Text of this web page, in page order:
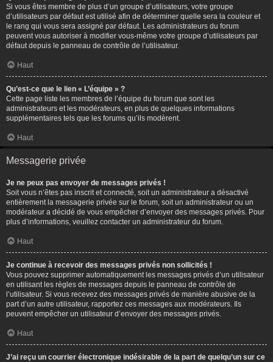
Si vous êtes membre de plus d’un groupe d’utilisateurs, votre groupe
d’utilisateurs par défaut est utilisé afin de déterminer quelle sera la couleur et
le rang qui vous sera assigné par défaut. Les administrateurs du forum
peuvent vous autoriser à modifier vous-même votre groupe d’utilisateurs par
défaut depuis le panneau de contrôle de l’utilisateur.
Haut
Qu’est-ce que le lien « L’équipe » ?
Cette page liste les membres de l’équipe du forum que sont les
administrateurs et les modérateurs, en plus de quelques informations
supplémentaires tels que les forums qu’ils modèrent.
Haut
Messagerie privée
Je ne peux pas envoyer de messages privés !
Soit vous n’êtes pas inscrit et connecté, soit un administrateur a désactivé
entièrement la messagerie privée sur le forum, soit un administrateur ou un
modérateur a décidé de vous empêcher d’envoyer des messages privés. Pour
plus d’informations, veuillez contacter un administrateur du forum.
Haut
Je continue à recevoir des messages privés non sollicités !
Vous pouvez supprimer automatiquement les messages privés d’un utilisateur
en utilisant les règles de messages depuis le panneau de contrôle de
l’utilisateur. Si vous recevez des messages privés de manière abusive de la
part d’un autre utilisateur, rapportez ces messages aux modérateurs. Ils
peuvent empêcher un utilisateur d’envoyer des messages privés.
Haut
J’ai reçu un courrier électronique indésirable de la part de quelqu’un sur ce